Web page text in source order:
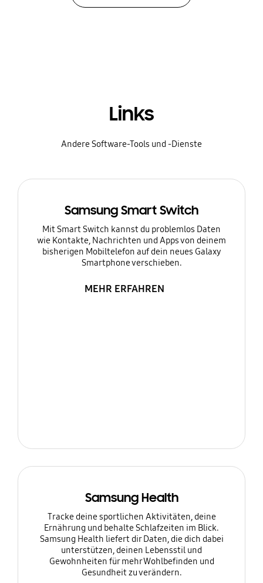
Links
Andere Software-Tools und -Dienste
Samsung Smart Switch
Mit Smart Switch kannst du problemlos Daten
wie Kontakte, Nachrichten und Apps von deinem
bisherigen Mobiltelefon auf dein neues Galaxy
Smartphone verschieben.
MEHR ERFAHREN
Samsung Health
Tracke deine sportlichen Aktivitäten, deine
Ernährung und behalte Schlafzeiten im Blick.
Samsung Health liefert dir Daten, die dich dabei
unterstützen, deinen Lebensstil und
Gewohnheiten für mehr Wohlbefinden und
Gesundheit zu verändern.